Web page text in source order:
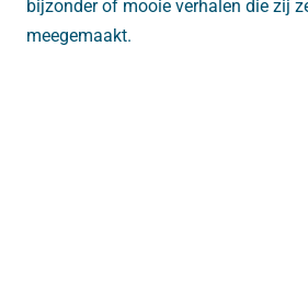
bijzonder of mooie verhalen die zij
meegemaakt.